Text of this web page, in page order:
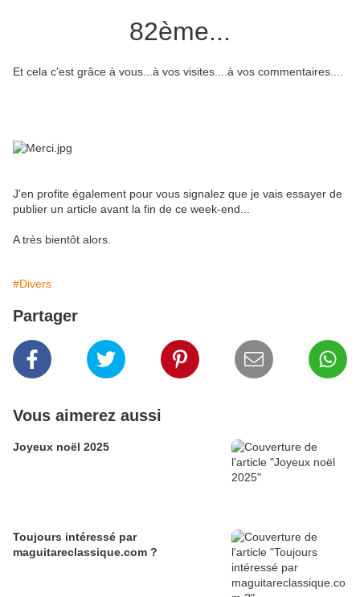
82ème...
Et cela c'est grâce à vous...à vos visites....à vos commentaires....
J'en profite également pour vous signalez que je vais essayer de
publier un article avant la fin de ce week-end...
A très bientôt alors.
#Divers
Partager
Vous aimerez aussi
Joyeux noël 2025
Toujours intéressé par
maguitareclassique.com ?